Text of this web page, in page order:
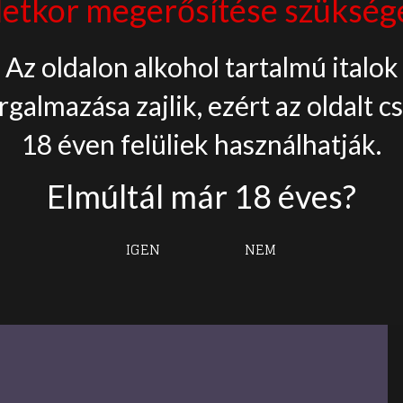
something
amazing — check
back soon!
megerősítése
Az oldalon alkohol tartalmú italok
zajlik, ezért az oldalt
18 éven felüliek használhatják.
Elmúltál már 18 éves?
IGEN NEM